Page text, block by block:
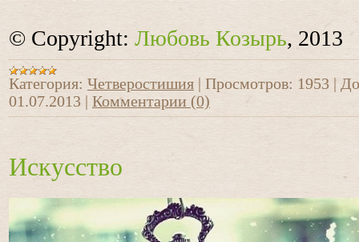
© Copyright: Любовь Козырь, 2013
Категория: Четверостишия Просмотров: 1953 |
01.07.2013
Комментарии (0)
Искусство